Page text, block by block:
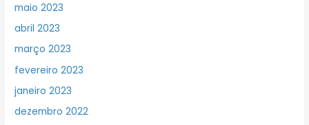
maio 2023
abril 2023
março 2023
fevereiro 2023
janeiro 2023
dezembro 2022